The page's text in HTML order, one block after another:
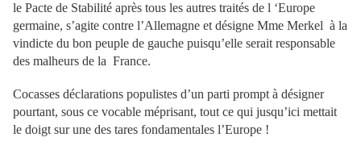
le Pacte de Stabilité après tous les autres traités de l ‘Europe
germaine, s’agite contre l’Allemagne et désigne Mme Merkel à la
vindicte du bon peuple de gauche puisqu’elle serait responsable
des malheurs de la France.
Cocasses déclarations populistes d’un parti prompt à désigner
pourtant, sous ce vocable méprisant, tout ce qui jusqu’ici mettait
le doigt sur une des tares fondamentales l’Europe !